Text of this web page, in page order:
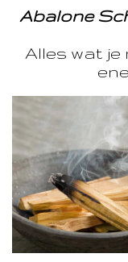
Abalone
Alles wat je